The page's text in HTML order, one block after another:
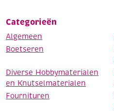
Categorieën
Algemeen
Boetseren
Diverse Hobbymaterialen
en Knutselmaterialen
Fournituren